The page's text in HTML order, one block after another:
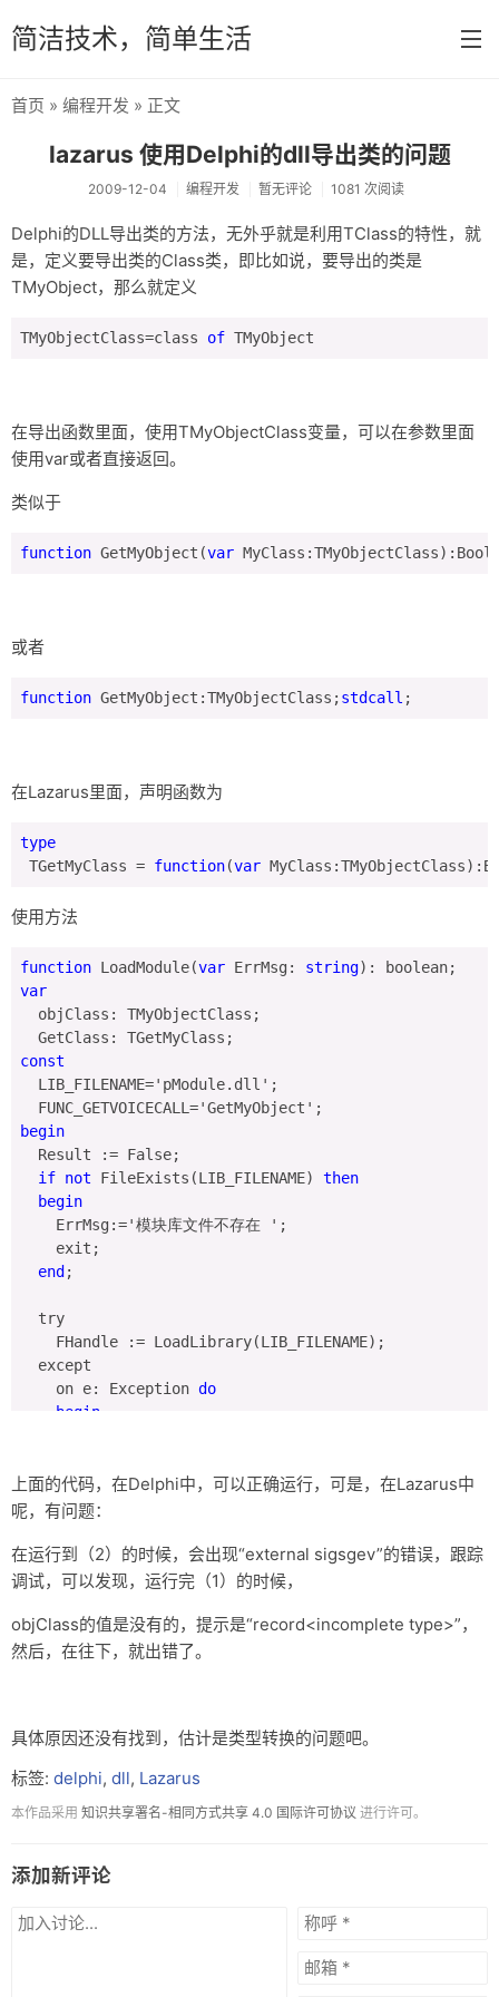
简洁技术，简单生活
分类
网络资源
Uncategorized
常用软件
首页 » 编程开发 » 正文
lazarus 使用Delphi的dll导出类的问题
2009-12-04 编程开发 暂无评论 1081 次阅读
Delphi的DLL导出类的方法，无外乎就是利用TClass的特性，就
是，定义要导出类的Class类，即比如说，要导出的类是
TMyObject，那么就定义
TMyObjectClass=class of TMyObject
在导出函数里面，使用TMyObjectClass变量，可以在参数里面
使用var或者直接返回。
类似于
function GetMyObject(var
或者
function GetMyObject:TMyObjectClass;stdcall ;
在Lazarus里面，声明函数为
type
TGetMyClass = function(var
使用方法
function LoadModule(var ErrMsg: string
var
  objClass: TMyObjectClass;
const
  LIB_FILENAME='pModule.dll';
begin
  Result := False;
if not FileExists(LIB_FILENAME) then
begin
    ErrMsg:='模块库文件不存在 ';
    exit;
end ;
  try
    FHandle := LoadLibrary(LIB_FILENAME);
  except
    on e: Exception
do
begin
end;
end;
if FHandle <= 0
then
    Exit;
Pointer(GetClass) := GetProcAddress(FHandle,
if not GetClass(objClass) then //调用dll函数，获得
  FMyObj := objClass.Create;
//根据类创建对象 （2）
end;
上面的代码，在Delphi中，可以正确运行，可是，在Lazarus中
呢，有问题：
在运行到（2）的时候，会出现“external sigsgev”的错误，跟踪
调试，可以发现，运行完（1）的时候，
objClass的值是没有的，提示是“record<incomplete type>”，
然后，在往下，就出错了。
具体原因还没有找到，估计是类型转换的问题吧。
标签: delphi, dll, Lazarus
本作品采用 知识共享署名-相同方式共享 4.0 国际许可协议 进行许可。
添加新评论